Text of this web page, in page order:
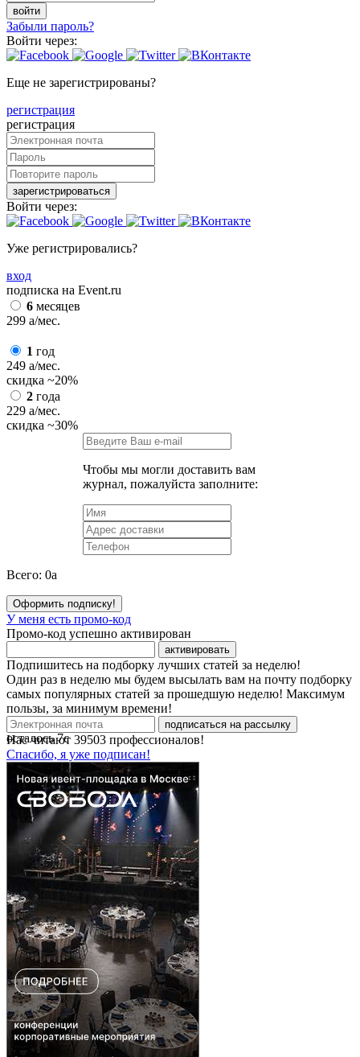
войти
Забыли пароль?
Войти через:
Еще не зарегистрированы?
регистрация
регистрация
зарегистрироваться
Войти через:
Уже регистрировались?
вход
подписка на Event.ru
6 месяцев
299 a/мес.
1 год
249 a/мес.
скидка ~20%
2 года
229 a/мес.
скидка ~30%
Чтобы мы могли доставить вам
журнал, пожалуйста заполните:
Всего: 0a
Оформить подписку!
У меня есть промо-код
Промо-код успешно активирован
активировать
Подпишитесь на подборку лучших статей за неделю!
Один раз в неделю мы будем высылать вам на почту подборку
самых популярных статей за прошедшую неделю! Максимум
пользы, за минимум времени!
подписаться на рассылку
Нас читают 39503 профессионалов!
Спасибо, я уже подписан!
осталось7с